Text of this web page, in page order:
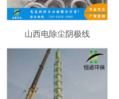
山西电除尘阴极线